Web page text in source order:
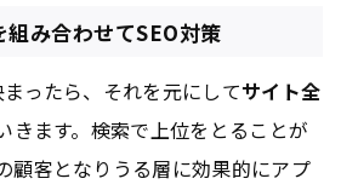
み合わせてSEO対策
ったら、それを元にしてサイト全
きます。検索で上位をとることが
顧客となりうる層に効果的にアプ